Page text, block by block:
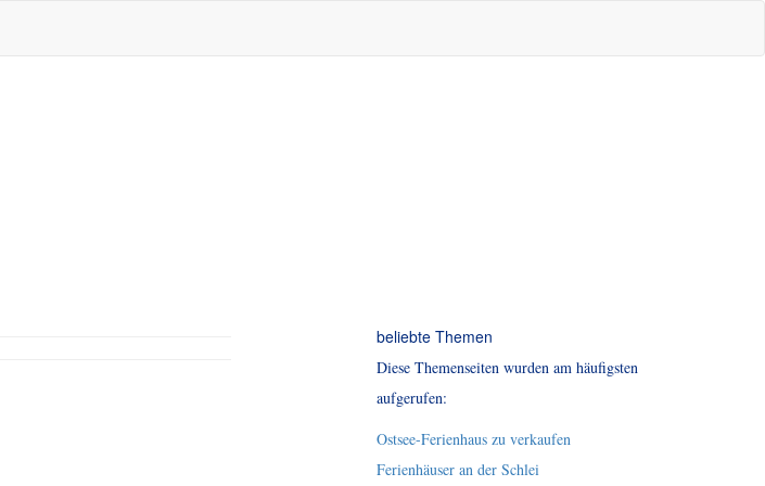
beliebte Themen
Diese Themenseiten wurden am häufigsten
aufgerufen:
Ostsee-Ferienhaus zu verkaufen
Ferienhäuser an der Schlei